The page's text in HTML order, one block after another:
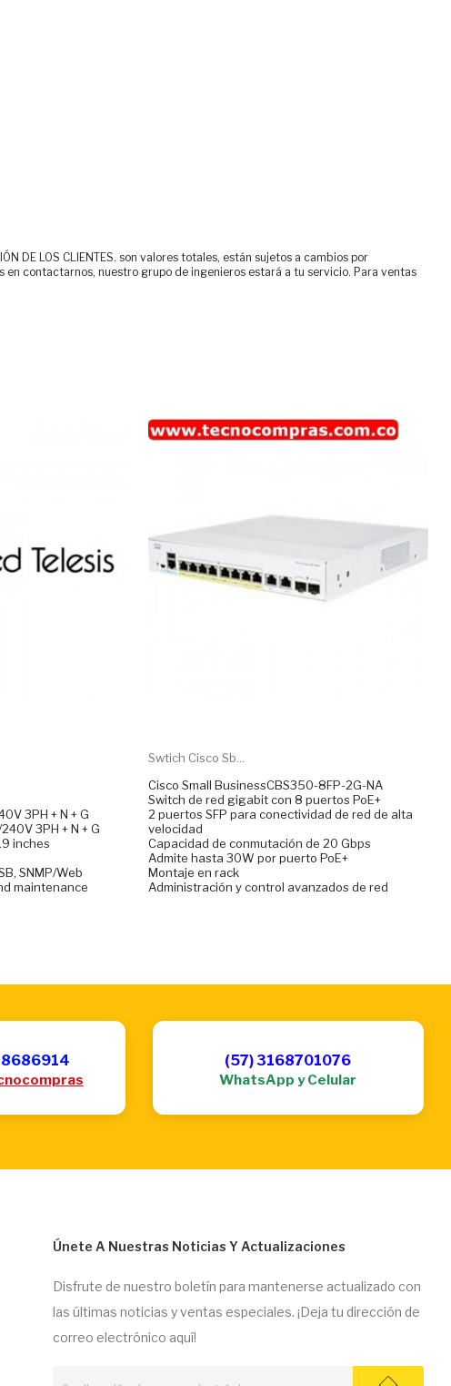
DE LOS CLIENTES. son valores totales, están sujetos a cambios por
contactarnos, nuestro grupo de ingenieros estará a tu servicio. Para ventas
3PH + N + G
3PH + N + G
inches
SNMP/Web
maintenance
Swtich Cisco Sb...
Cisco Small BusinessCBS350-8FP-2G-NA
Switch de red gigabit con 8 puertos PoE+
2 puertos SFP para conectividad de red de alta
velocidad
Capacidad de conmutación de 20 Gbps
Admite hasta 30W por puerto PoE+
Montaje en rack
Administración y control avanzados de red
8686914 (57) 3168701076
WhatsApp y Celular
Únete A Nuestras Noticias Y Actualizaciones
Disfrute de nuestro boletín para mantenerse actualizado con
las últimas noticias y ventas especiales. ¡Deja tu dirección de
correo electrónico aquí!